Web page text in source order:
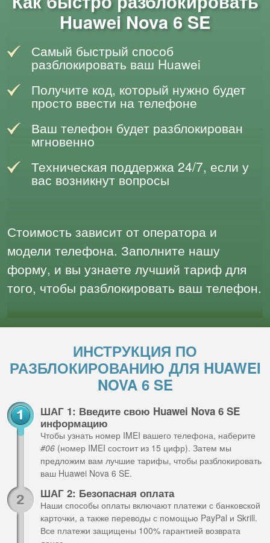
Huawei Nova 6 SE
Самый быстрый способ
разблокировать ваш Huawei
Получите код, который нужно будет
просто ввести на телефоне
Ваш телефон будет разблокирован
мгновенно
Техническая поддержка 24/7, если у
вас возникнут вопросы
Стоимость зависит от оператора и
модели телефона. Заполните нашу
форму, и вы узнаете лучший тариф для
того, чтобы разблокировать ваш телефон.
ИНСТРУКЦИЯ ПО
РАЗБЛОКИРОВАНИЮ ДЛЯ HUAWEI
NOVA 6 SE
ШАГ 1: Введите свою Huawei Nova 6 SE
информацию
Чтобы узнать номер IMEI вашего телефона, наберите
#06 (номер IMEI состоит из 15 цифр). Затем мы
предложим вам лучшие тарифы, чтобы разблокировать
ваш Huawei Nova 6 SE.
ШАГ 2: Безопасная оплата
Наши способы оплаты включают платежи с банковской
карточки, а также переводы с помощью PayPal и Skrill.
Все платежи защищены 100% гарантией возврата